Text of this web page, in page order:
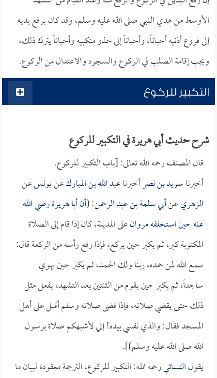
الأوسط من هدي النبي صلى الله عليه وسلم، وقد كان يرفع يديه
إلى فروع أذنيه أحياناً، وأحياناً إلى حذو منكبيه وأحياناً يترك ذلك،
ويجب إقامة الصلب في الركوع والسجود والاعتدال من الركوع.
التكبير للركوع
شرح حديث أبي هريرة في التكبير للركوع
قال المصنف رحمه الله تعالى: [باب التكبير للركوع.
أخبرناسويد بن نصرأخبرناعبد الله بن المباركعنيونسعن
الزهريعنأبي سلمة بن عبد الرحمن: (أنأبا هريرةرضي الله
عنه حين استخلفهمروانعلى المدينة، كان إذا قام إلى الصلاة
المكتوبة كبر، ثم يكبر حين يركع، فإذا رفع رأسه من الركعة قال:
سمع الله لمن حمده، ربنا ولك الحمد، ثم يكبر حين يهوي
ساجداً، ثم يكبر حين يقوم من الثنتين بعد التشهد، يفعل مثل
ذلك حتى يقضي صلاته، فإذا قضى صلاته وسلم أقبل على أهل
المسجد فقال: والذي نفسي بيده! إني لأشبهكم صلاة برسول
الله صلى الله عليه وسلم)].
يقولالنسائيرحمه الله: التكبير للركوع، الترجمة معقودة لبيان ما